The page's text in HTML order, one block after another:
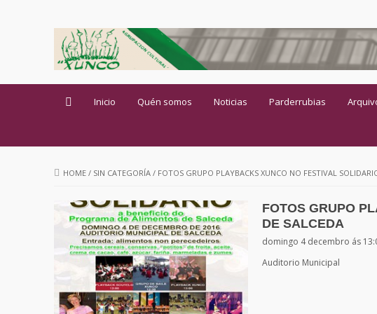
Inicio Quén somos Noticias Parderrubias
HOME / SIN CATEGORÍA / FOTOS GRUPO PLAYBACKS XUNCO NO FESTIVAL
FOTOS GRUPO
DE SALCEDA
domingo 4 decembro ás
Auditorio Municipal